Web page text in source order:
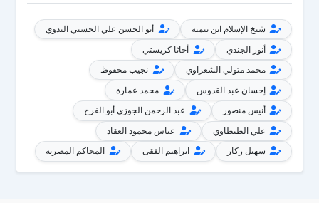
شيخ الإسلام ابن تيمية
أبو الحسن علي الحسني الندوي
أنور الجندي
أجاثا كريستي
محمد متولي الشعراوي
نجيب محفوظ
إحسان عبد القدوس
محمد عمارة
أنيس منصور
عبد الرحمن الجوزي أبو الفرج
علي الطنطاوي
عباس محمود العقاد
سهيل زكار
ابراهيم الفقى المحاكم المصرية